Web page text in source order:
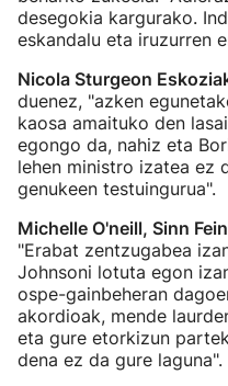
desegokia kargurako.
eskandalu eta iruzurren
Nicola Sturgeon
duenez, "azken
kaosa amaituko den
egongo da, nahiz eta
lehen ministro izatea ez
genukeen testuingurua".
Michelle O'neill, Sinn
"Erabat zentzugabea
Johnsoni lotuta egon
ospe-gainbeheran
akordioak, mende
eta gure etorkizun
dena ez da gure laguna".